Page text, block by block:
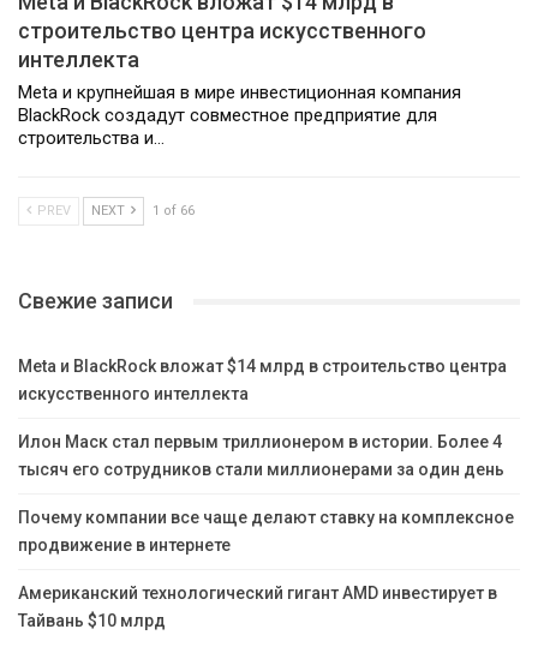
строительство центра искусственного
интеллекта
Meta и крупнейшая в мире инвестиционная компания
BlackRock создадут совместное предприятие для
строительства и…
PREV NEXT 1 of 66
Свежие записи
Meta и BlackRock вложат $14 млрд в строительство центра
искусственного интеллекта
Илон Маск стал первым триллионером в истории. Более 4
тысяч его сотрудников стали миллионерами за один день
Почему компании все чаще делают ставку на комплексное
продвижение в интернете
Американский технологический гигант AMD инвестирует в
Тайвань $10 млрд